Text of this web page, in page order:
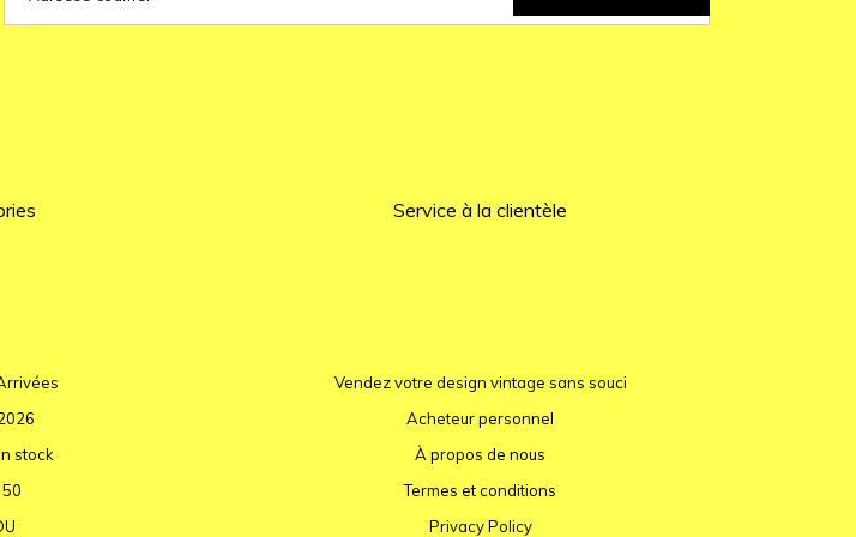
stock
Service à la clientèle
Vendez votre design vintage sans souci
Acheteur personnel
À propos de nous
Termes et conditions
Privacy Policy